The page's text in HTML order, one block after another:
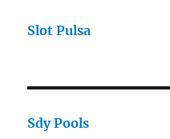
Slot Pulsa
Sdy Pools